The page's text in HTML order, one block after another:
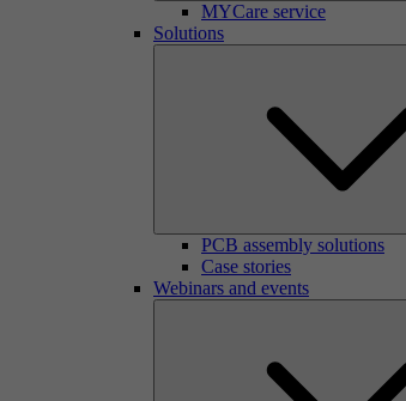
MYCare service
Solutions
PCB assembly solutions
Case stories
Webinars and events